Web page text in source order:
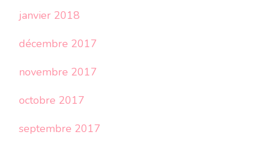
janvier 2018
décembre 2017
novembre 2017
octobre 2017
septembre 2017